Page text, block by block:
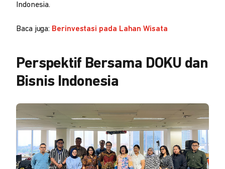
Indonesia.
Baca juga: Berinvestasi pada Lahan Wisata
Perspektif Bersama DOKU dan
Bisnis Indonesia